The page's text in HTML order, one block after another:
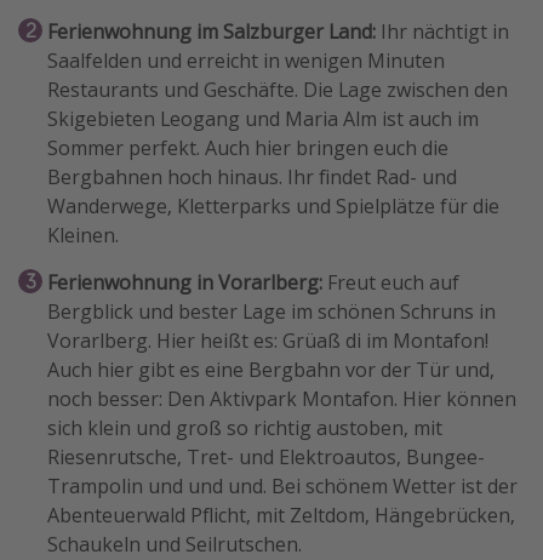
Ferienwohnung im Salzburger Land: Ihr nächtigt in
Saalfelden und erreicht in wenigen Minuten
Restaurants und Geschäfte. Die Lage zwischen den
Skigebieten Leogang und Maria Alm ist auch im
Sommer perfekt. Auch hier bringen euch die
Bergbahnen hoch hinaus. Ihr findet Rad- und
Wanderwege, Kletterparks und Spielplätze für die
Kleinen.
Ferienwohnung in Vorarlberg: Freut euch auf
Bergblick und bester Lage im schönen Schruns in
Vorarlberg. Hier heißt es: Grüaß di im Montafon!
Auch hier gibt es eine Bergbahn vor der Tür und,
noch besser: Den Aktivpark Montafon. Hier können
sich klein und groß so richtig austoben, mit
Riesenrutsche, Tret- und Elektroautos, Bungee-
Trampolin und und und. Bei schönem Wetter ist der
Abenteuerwald Pflicht, mit Zeltdom, Hängebrücken,
Schaukeln und Seilrutschen.